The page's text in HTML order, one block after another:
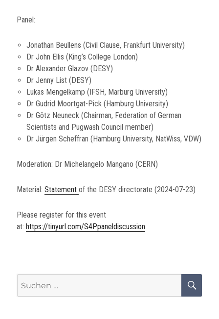
Panel:
Jonathan Beullens (Civil Clause, Frankfurt University)
Dr John Ellis (King’s College London)
Dr Alexander Glazov (DESY)
Dr Jenny List (DESY)
Lukas Mengelkamp (IFSH, Marburg University)
Dr Gudrid Moortgat-Pick (Hamburg University)
Dr Götz Neuneck (Chairman, Federation of German
Scientists and Pugwash Council member)
Dr Jürgen Scheffran (Hamburg University, NatWiss, VDW)
Moderation: Dr Michelangelo Mangano (CERN)
Material:Statementof the DESY directorate (2024-07-23)
Please register for this event
at:https://tinyurl.com/S4Ppaneldiscussion
nach: